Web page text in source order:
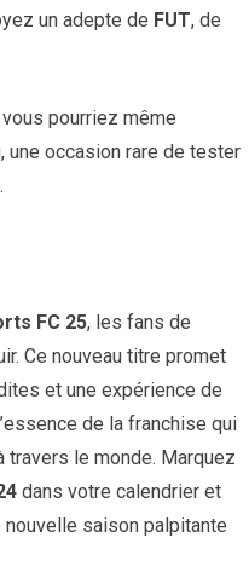
un adepte de FUT, de
pourriez même
une occasion rare de tester
FC 25, les fans de
Ce nouveau titre promet
et une expérience de
de la franchise qui
le monde. Marquez
dans votre calendrier et
saison palpitante